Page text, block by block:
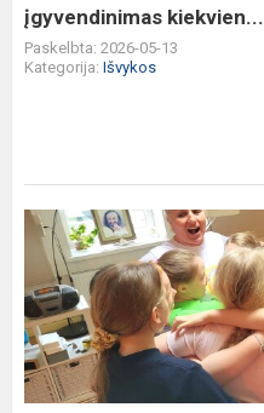
įgyvendinimas kiekvien...
Paskelbta: 2026-05-13
Kategorija: Išvykos
Smagioji
vaikų
joga
–
pamoka
apie
ramybę